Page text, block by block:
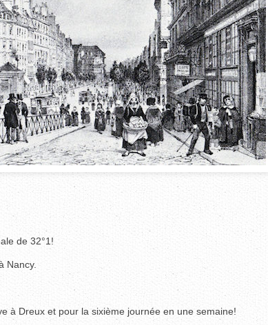
de 32°1!
Nancy.
à Dreux et pour la sixième journée en une semaine!